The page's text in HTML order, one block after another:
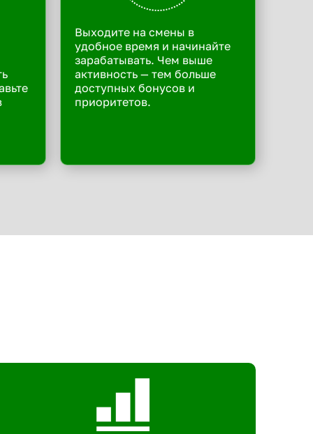
Выходите на смены в
удобное время и начинайте
зарабатывать. Чем выше
активность — тем больше
доступных бонусов и
приоритетов.